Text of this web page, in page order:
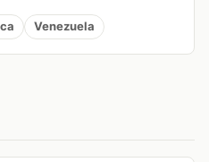
Venezuela